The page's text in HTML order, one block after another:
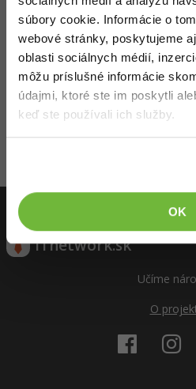
súbory cookie. Informácie o
webové stránky, poskytujeme
oblasti sociálnych médií,
môžu príslušné informácie
údajmi, ktoré ste im poskytli
keď ste používali ich služby.
OK
Algoritmy -41%
Umelá inteligencia -10%
Pre deti
Linux a UNIX
Siete
Kybernetická
Elektronický podpis
Kurzy dizajnu
HTML/CSS
Adobe Illustrator
Adobe Lightroom -30%
Príbehy absolventov
plochou
Nehodnotené
ITnetwork.sk
Učíme
O